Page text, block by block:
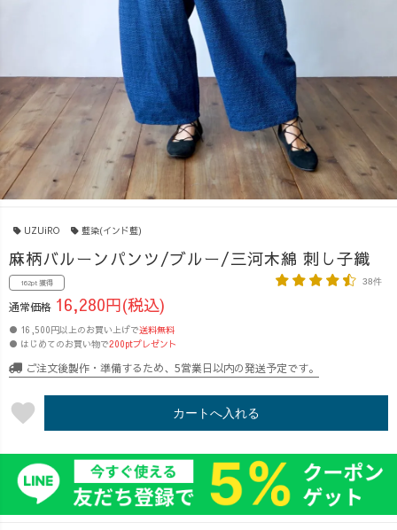
UZUiRO 藍染(インド藍)
麻柄バルーンパンツ/ブルー/三河木綿 刺し子織
162pt 獲得 38件
通常価格 16,280円(税込)
● 16,500円以上のお買い上げで送料無料
● はじめてのお買い物で200ptプレゼント
ご注文後製作・準備するため、5営業日以内の発送予定です。
favorite カートへ入れる